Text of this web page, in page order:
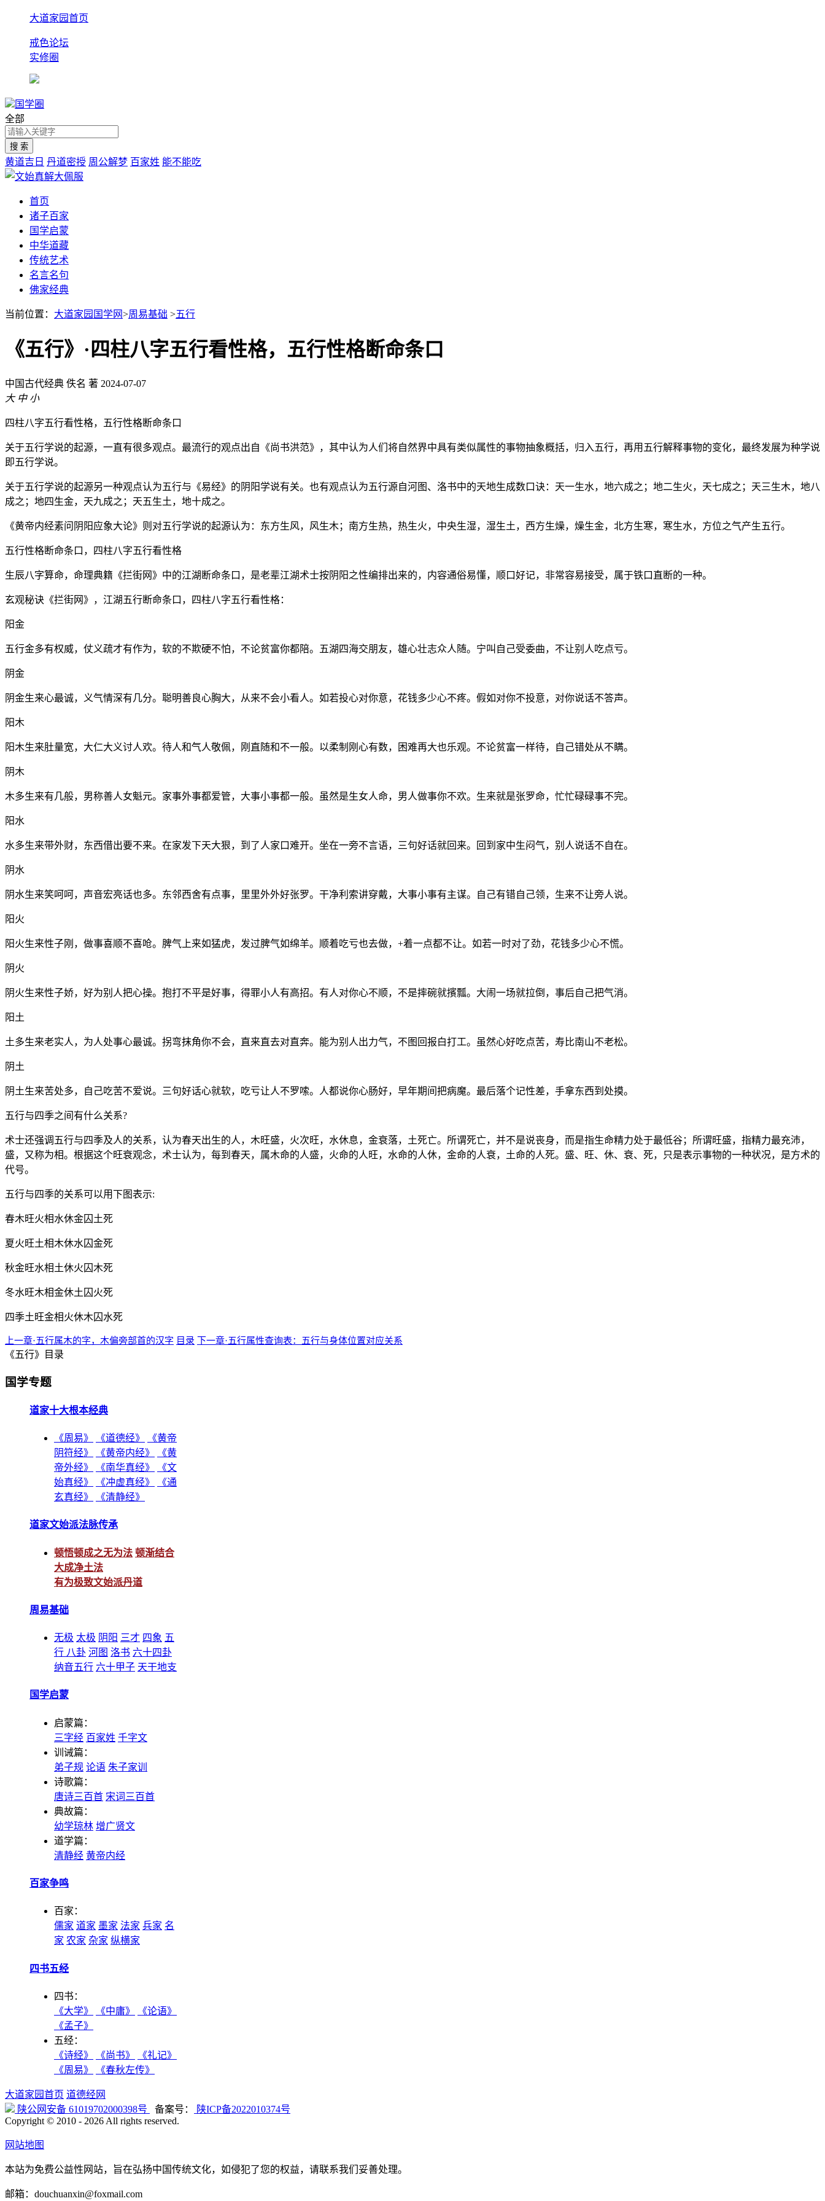
大道家园首页
戒色论坛
实修圈
国学圈
全部
黄道吉日 丹道密授 周公解梦 百家姓 能不能吃
首页
诸子百家
国学启蒙
中华道藏
传统艺术
名言名句
佛家经典
当前位置： 大道家园国学网>周易基础 >五行
《五行》·四柱八字五行看性格，五行性格断命条口
中国古代经典 佚名 著 2024-07-07
大 中 小
四柱八字五行看性格，五行性格断命条口
关于五行学说的起源，一直有很多观点。最流行的观点出自《尚书洪范》，其中认为人们将自然界中具有类似属性的事物抽象概括，归入五行，再用五行解释事物的变化，最终发展为种学说
即五行学说。
关于五行学说的起源另一种观点认为五行与《易经》的阴阳学说有关。也有观点认为五行源自河图、洛书中的天地生成数口诀：天一生水，地六成之；地二生火，天七成之；天三生木，地八
成之；地四生金，天九成之；天五生土，地十成之。
《黄帝内经素问阴阳应象大论》则对五行学说的起源认为：东方生风，风生木；南方生热，热生火，中央生湿，湿生土，西方生燥，燥生金，北方生寒，寒生水，方位之气产生五行。
五行性格断命条口，四柱八字五行看性格
生辰八字算命，命理典籍《拦街网》中的江湖断命条口，是老辈江湖术士按阴阳之性编排出来的，内容通俗易懂，顺口好记，非常容易接受，属于铁口直断的一种。
玄观秘诀《拦街网》，江湖五行断命条口，四柱八字五行看性格：
阳金
五行金多有权威，仗义疏才有作为，软的不欺硬不怕，不论贫富你都陪。五湖四海交朋友，雄心壮志众人随。宁叫自己受委曲，不让别人吃点亏。
阴金
阴金生来心最诚，义气情深有几分。聪明善良心胸大，从来不会小看人。如若投心对你意，花钱多少心不疼。假如对你不投意，对你说话不答声。
阳木
阳木生来肚量宽，大仁大义讨人欢。待人和气人敬佩，刚直随和不一般。以柔制刚心有数，困难再大也乐观。不论贫富一样待，自己错处从不瞒。
阴木
木多生来有几般，男称善人女魁元。家事外事都爱管，大事小事都一般。虽然是生女人命，男人做事你不欢。生来就是张罗命，忙忙碌碌事不完。
阳水
水多生来带外财，东西借出要不来。在家发下天大狠，到了人家口难开。坐在一旁不言语，三句好话就回来。回到家中生闷气，别人说话不自在。
阴水
阴水生来笑呵呵，声音宏亮话也多。东邻西舍有点事，里里外外好张罗。干净利索讲穿戴，大事小事有主谋。自己有错自己领，生来不让旁人说。
阳火
阳火生来性子刚，做事喜顺不喜呛。脾气上来如猛虎，发过脾气如绵羊。顺着吃亏也去做，+着一点都不让。如若一时对了劲，花钱多少心不慌。
阴火
阴火生来性子娇，好为别人把心操。抱打不平是好事，得罪小人有高招。有人对你心不顺，不是摔碗就擯瓢。大闹一场就拉倒，事后自己把气消。
阳土
土多生来老实人，为人处事心最诚。拐弯抹角你不会，直来直去对直奔。能为别人出力气，不图回报白打工。虽然心好吃点苦，寿比南山不老松。
阴土
阴土生来苦处多，自己吃苦不爱说。三句好话心就软，吃亏让人不罗嗦。人都说你心肠好，早年期间把病魔。最后落个记性差，手拿东西到处摸。
五行与四季之间有什么关系?
术士还强调五行与四季及人的关系，认为春天出生的人，木旺盛，火次旺，水休息，金衰落，土死亡。所谓死亡，并不是说丧身，而是指生命精力处于最低谷；所谓旺盛，指精力最充沛，
盛，又称为相。根据这个旺衰观念，术士认为，每到春天，属木命的人盛，火命的人旺，水命的人休，金命的人衰，土命的人死。盛、旺、休、衰、死，只是表示事物的一种状况，是方术的
代号。
五行与四季的关系可以用下图表示:
春木旺火相水休金囚土死
夏火旺土相木休水囚金死
秋金旺水相土休火囚木死
冬水旺木相金休土囚火死
四季土旺金相火休木囚水死
上一章·五行属木的字，木偏旁部首的汉字 目录 下一章·五行属性查询表：五行与身体位置对应关系
《五行》目录
国学专题
道家十大根本经典
《周易》 《道德经》
《黄帝
阴符经》
《黄帝内经》
《黄
帝外经》
《南华真经》
《文
始真经》
《冲虚真经》
《通
玄真经》
《清静经》
道家文始派法脉传承
顿悟顿成之无为法 顿渐结合
大成净土法
有为极致文始派丹道
周易基础
无极 太极 阴阳 三才 四象 五
行 八卦 河图 洛书 六十四卦
纳音五行 六十甲子 天干地支
国学启蒙
启蒙篇：
三字经 百家姓 千字文
训诫篇：
弟子规 论语 朱子家训
诗歌篇：
唐诗三百首 宋词三百首
典故篇：
幼学琼林 增广贤文
道学篇：
清静经 黄帝内经
百家争鸣
百家：
儒家 道家 墨家 法家 兵家 名
家 农家 杂家 纵横家
四书五经
四书：
《大学》
《中庸》
《论语》
《孟子》
五经：
《诗经》
《尚书》
《礼记》
《周易》
《春秋左传》
大道家园首页 道德经网
陕公网安备 61019702000398号
备案号：
陕ICP备2022010374号
Copyright © 2010 - 2026 All rights reserved.
网站地图
本站为免费公益性网站，旨在弘扬中国传统文化，如侵犯了您的权益，请联系我们妥善处理。
邮箱：douchuanxin@foxmail.com